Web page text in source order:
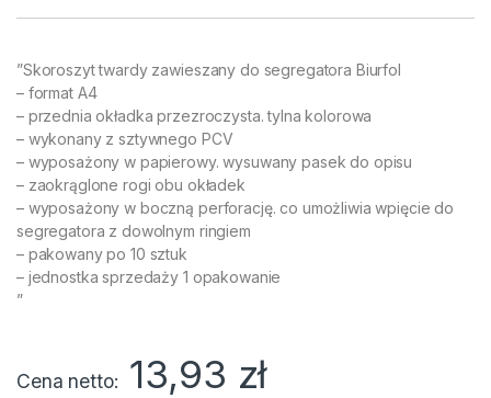
”Skoroszyt twardy zawieszany do segregatora Biurfol
– format A4
– przednia okładka przezroczysta. tylna kolorowa
– wykonany z sztywnego PCV
– wyposażony w papierowy. wysuwany pasek do opisu
– zaokrąglone rogi obu okładek
– wyposażony w boczną perforację. co umożliwia wpięcie do
segregatora z dowolnym ringiem
– pakowany po 10 sztuk
– jednostka sprzedaży 1 opakowanie
”
Cena netto 13,93 zł